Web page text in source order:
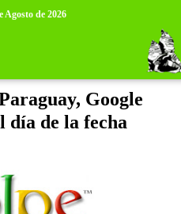
Agosto de 2026
Google
día de la fecha